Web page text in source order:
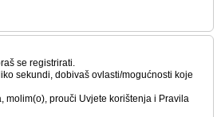
se registrirati.
sekundi, dobivaš ovlasti/mogućnosti koje
molim(o), prouči Uvjete korištenja i Pravila